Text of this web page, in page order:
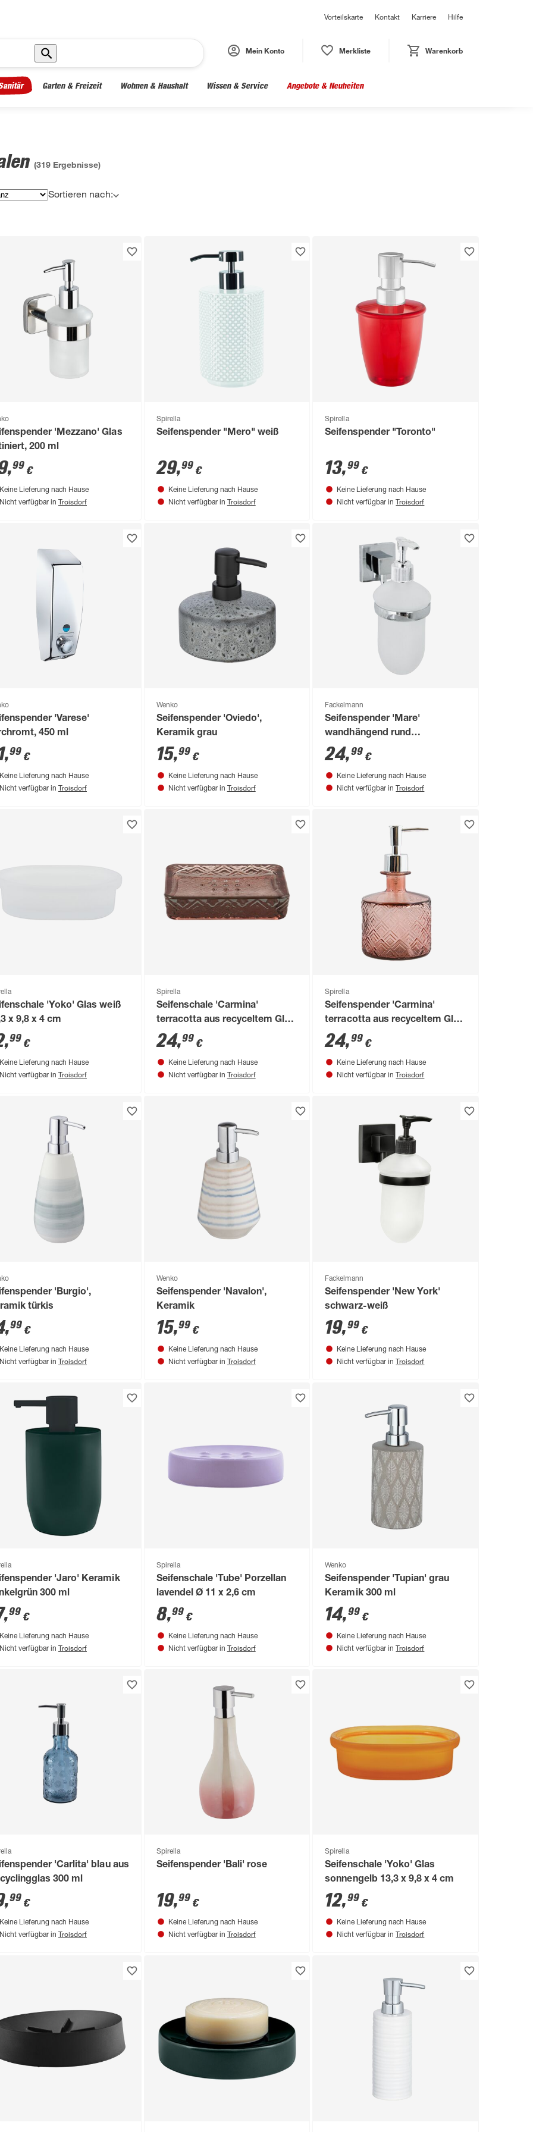
Vorteilskarte Kontakt Karriere Hilfe
Mein Konto Merkliste Warenkorb
Garten & Freizeit Wohnen & Haushalt Wissen & Service Angebote & Neuheiten
(319 Ergebnisse)
Sortieren nach:
'Mezzano' Glas
200 ml
,99 €
Keine Lieferung nach Hause
Nicht verfügbar in Troisdorf
Spirella
Seifenspender "Mero" weiß
29,99€
Keine Lieferung nach Hause
Nicht verfügbar in Troisdorf
Spirella
Seifenspender "Toronto"
13,99 €
Keine Lieferung nach Hause
Nicht verfügbar in Troisdorf
'Varese'
450 ml
,99 €
Keine Lieferung nach Hause
Nicht verfügbar in Troisdorf
Wenko
Seifenspender 'Oviedo',
Keramik grau
15,99€
Keine Lieferung nach Hause
Nicht verfügbar in Troisdorf
Fackelmann
Seifenspender 'Mare'
wandhängend rund
verchromt/weiß
24,99 €
Keine Lieferung nach Hause
Nicht verfügbar in Troisdorf
'Yoko' Glas weiß
x 9,8 x 4 cm
,99 €
Keine Lieferung nach Hause
Nicht verfügbar in Troisdorf
Spirella
Seifenschale 'Carmina'
terracotta aus recyceltem Glas
12,2 x 9,3 x 3,1 cm
24,99€
Keine Lieferung nach Hause
Nicht verfügbar in Troisdorf
Spirella
Seifenspender 'Carmina'
terracotta aus recyceltem Glas
430 ml
24,99 €
Keine Lieferung nach Hause
Nicht verfügbar in Troisdorf
'Burgio',
türkis
,99 €
Keine Lieferung nach Hause
Nicht verfügbar in Troisdorf
Wenko
Seifenspender 'Navalon',
Keramik
15,99€
Keine Lieferung nach Hause
Nicht verfügbar in Troisdorf
Fackelmann
Seifenspender 'New York'
schwarz-weiß
19,99 €
Keine Lieferung nach Hause
Nicht verfügbar in Troisdorf
'Jaro' Keramik
300 ml
,99 €
Keine Lieferung nach Hause
Nicht verfügbar in Troisdorf
Spirella
Seifenschale 'Tube' Porzellan
lavendel Ø 11 x 2,6 cm
8,99€
Keine Lieferung nach Hause
Nicht verfügbar in Troisdorf
Wenko
Seifenspender 'Tupian' grau
Keramik 300 ml
14,99 €
Keine Lieferung nach Hause
Nicht verfügbar in Troisdorf
'Carlita' blau aus
300 ml
,99 €
Keine Lieferung nach Hause
Nicht verfügbar in Troisdorf
Spirella
Seifenspender 'Bali' rose
19,99€
Keine Lieferung nach Hause
Nicht verfügbar in Troisdorf
Spirella
Seifenschale 'Yoko' Glas
sonnengelb 13,3 x 9,8 x 4 cm
12,99 €
Keine Lieferung nach Hause
Nicht verfügbar in Troisdorf